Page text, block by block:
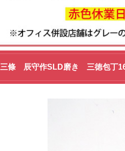
三條 辰守作SLD磨き 三徳包丁